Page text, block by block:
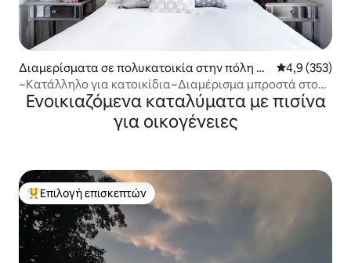
Διαμερίσματα σε πολυκατοικία στην πόλη C
hattanooga
Μέση
4,9 (353)
~Κατάλληλο για κατοικίδια~Διαμέρισμα μπροστά στο
ποτάμι με μπαλκόνι
Ενοικιαζόμενα καταλύματα με πισίνα
για οικογένειες
Κορυφαία επιλογή επισκεπτών
Επιλογή επισκεπτών